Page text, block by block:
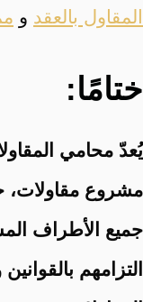
المقاول بالعقد و
ختامًا:
يُعدّ محامي
مشروع مقاولات،
جميع الأطراف
التزامهم